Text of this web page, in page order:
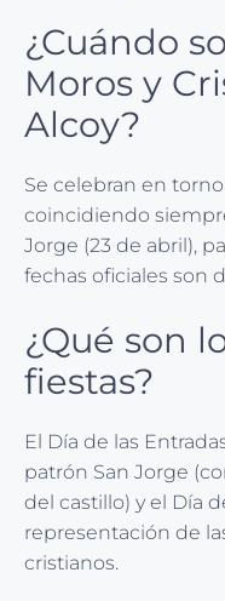
¿Cuándo
Moros y
Alcoy?
Se celebran en torno
coincidiendo
Jorge (23 de abril),
fechas oficiales son
¿Qué son
fiestas?
El Día de las
patrón San Jorge
del castillo) y el Día
representación de
cristianos.